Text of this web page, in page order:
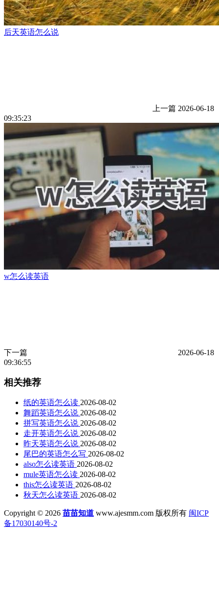
后天英语怎么说
上一篇 2026-06-18
09:35:23
w怎么读英语
下一篇
2026-06-18
09:36:55
相关推荐
纸的英语怎么读 2026-08-02
舞蹈英语怎么说 2026-08-02
拼写英语怎么说 2026-08-02
走开英语怎么说 2026-08-02
昨天英语怎么说 2026-08-02
尾巴的英语怎么写 2026-08-02
also怎么读英语 2026-08-02
mule英语怎么读 2026-08-02
this怎么读英语 2026-08-02
秋天怎么读英语 2026-08-02
Copyright © 2026 苗苗知道 www.ajesmm.com 版权所有 闽ICP
备17030140号-2